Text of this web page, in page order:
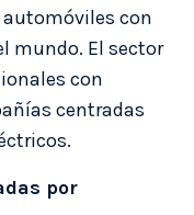
automóviles con
mundo. El sector
con
centradas
por